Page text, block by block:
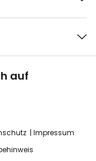
auf
Impressum